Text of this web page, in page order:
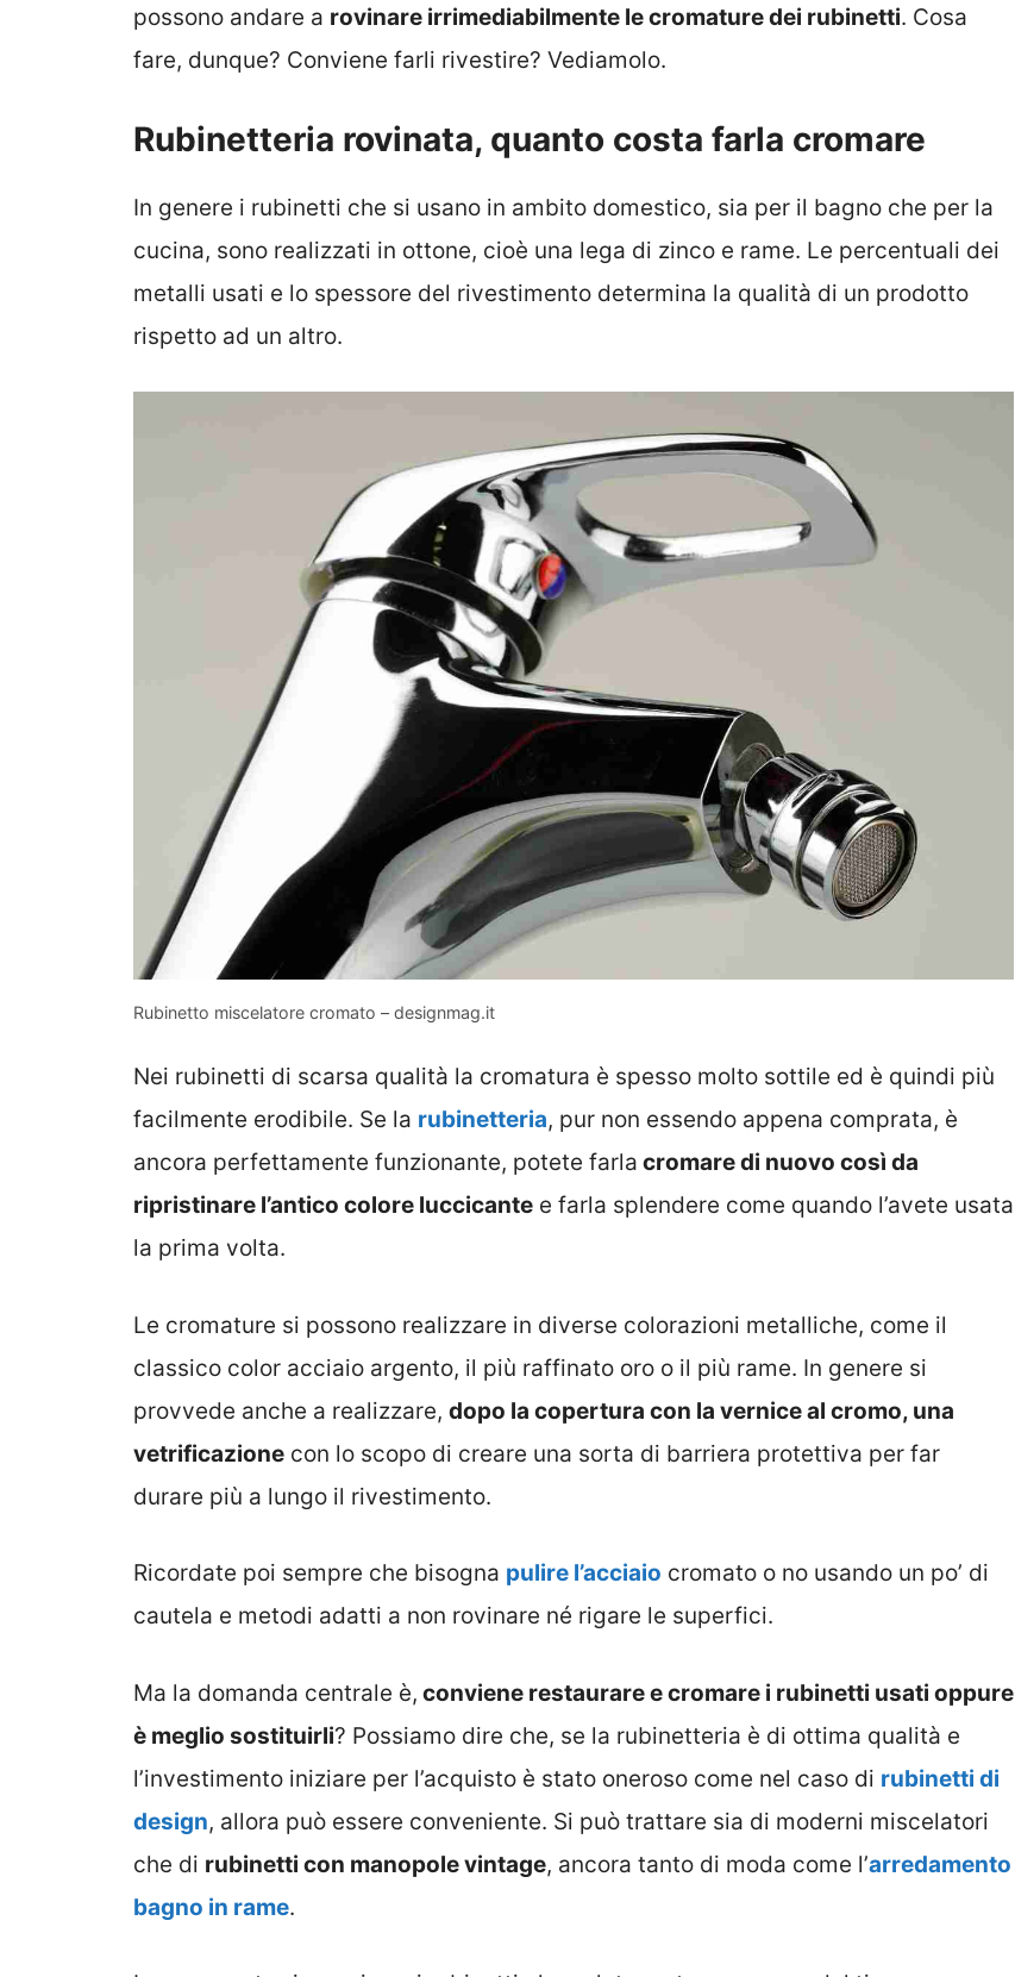
possono andare a rovinare irrimediabilmente le cromature dei rubinetti. Cosa
fare, dunque? Conviene farli rivestire? Vediamolo.
Rubinetteria rovinata, quanto costa farla cromare
In genere i rubinetti che si usano in ambito domestico, sia per il bagno che per la
cucina, sono realizzati in ottone, cioè una lega di zinco e rame. Le percentuali dei
metalli usati e lo spessore del rivestimento determina la qualità di un prodotto
rispetto ad un altro.
Rubinetto miscelatore cromato – designmag.it
Nei rubinetti di scarsa qualità la cromatura è spesso molto sottile ed è quindi più
facilmente erodibile. Se la rubinetteria, pur non essendo appena comprata, è
ancora perfettamente funzionante, potete farla cromare di nuovo così da
ripristinare l’antico colore luccicante e farla splendere come quando l’avete usata
la prima volta.
Le cromature si possono realizzare in diverse colorazioni metalliche, come il
classico color acciaio argento, il più raffinato oro o il più rame. In genere si
provvede anche a realizzare, dopo la copertura con la vernice al cromo, una
vetrificazione con lo scopo di creare una sorta di barriera protettiva per far
durare più a lungo il rivestimento.
Ricordate poi sempre che bisogna pulire l’acciaio cromato o no usando un po’ di
cautela e metodi adatti a non rovinare né rigare le superfici.
Ma la domanda centrale è, conviene restaurare e cromare i rubinetti usati oppure
è meglio sostituirli? Possiamo dire che, se la rubinetteria è di ottima qualità e
l’investimento iniziare per l’acquisto è stato oneroso come nel caso di rubinetti di
design, allora può essere conveniente. Si può trattare sia di moderni miscelatori
che di rubinetti con manopole vintage, ancora tanto di moda come l’arredamento
bagno in rame.